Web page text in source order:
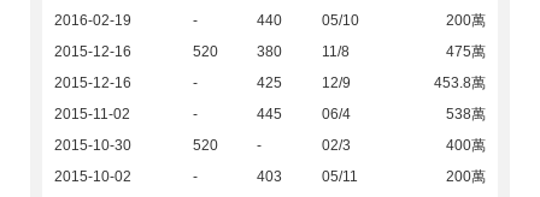
2016-02-19
- 440 05/10
200萬
2015-12-16
520 380 11/8
475萬
2015-12-16
- 425 12/9
453.8萬
2015-11-02
- 445 06/4
538萬
2015-10-30
520 - 02/3
400萬
2015-10-02
- 403 05/11
200萬